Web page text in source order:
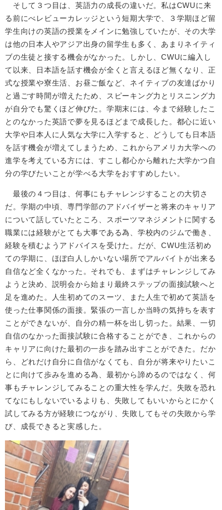
そして３つ目は、英語力の成長の違いだ。私はCWUに来
る前にべレビューカレッジという短期大学で、３学期ほど留
学生向けの英語の授業をメインに勉強していたが、その大学
は他の日本人やアジア出身の留学生も多く、あまりネイティ
ブの生徒と接する機会がなかった。しかし、CWUに編入し
て以来、日本語を話す機会が全くと言えるほど無くなり、正
式な授業や寮生活、お昼ご飯など、ネイティブの友達ばかり
と過ごす時間が増えたため、スピーキング力とリスニング力
が自分でも驚くほど伸びた。学期末には、今まで経験したこ
とのなかった英語で夢を見るほどまで成長した。都心に近い
大学や日本人に人気な大学に入学すると、どうしても日本語
を話す機会が増えてしまうため、これからアメリカ大学への
進学を考えている方には、すこし都心から離れた大学かつ自
分の学びたいことが学べる大学をおすすめしたい。
最後の４つ目は、何事にもチャレンジすることの大切さ
だ。学期の中頃、専門学部のアドバイザーと将来のキャリア
について話していたところ、スポーツマネジメントに関する
職業には経験がとても大事である為、学校内のジムで働き、
経験を積むようアドバイスを受けた。だが、CWU生活初め
ての学期に、ほぼ白人しかいない場所でアルバイトが出来る
自信など全くなかった。それでも、まずはチャレンジしてみ
ようと決め、説明会から始まり最終ステップの面接試験へと
足を進めた。人生初めてのスーツ、また人生で初めて英語を
使った仕事関係の面接。緊張の一言しか当時の気持ちを表す
ことができないが、自分の精一杯を出し切った。結果、一切
自信のなかった面接試験に合格することができ、これからの
キャリアに向けた最初の一歩を踏み出すことができた。だか
ら、どれだけ自分に自信がなくても、自分が将来やりたいこ
とに向けて歩みを進める為、最初から諦めるのではなく、何
事もチャレンジしてみることの重大性を学んだ。失敗を恐れ
てなにもしないでいるよりも、失敗してもいいからとにかく
試してみる方が経験につながり、失敗してもその失敗から学
び、成長できると実感した。